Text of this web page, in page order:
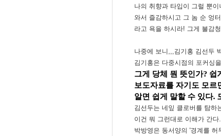
나의 취향과 타입이 그럴 뿐
와서 즐감하시고 그 놈 순 엉
라고 욕을 하시라! 그게 불감
나중에 보니,,,김기홍 김선두
김기홍은 다중시점의 포커싱
그게 당체 뭔 뜻인가? 쉽
보도자료를 자기도 모르
알면 쉽게 말할 수 있다.
김선두는 네잎 클로버를 탐하
이건 뭐 그런대로 이해가 간다.
박방영은 동서양의 '경계를